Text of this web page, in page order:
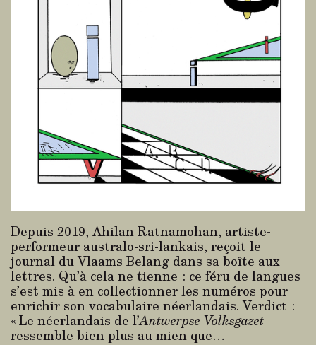
Depuis 2019, Ahilan Ratnamohan, artiste-
performeur australo-sri-lankais, reçoit le
journal du Vlaams Belang dans sa boîte aux
lettres. Qu’à cela ne tienne : ce féru de langues
s’est mis à en collectionner les numéros pour
enrichir son vocabulaire néerlandais. Verdict :
« Le néerlandais de l’Antwerpse Volksgazet
ressemble bien plus au mien que…